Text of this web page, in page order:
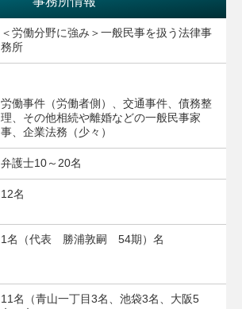
＜労働分野に強み＞一般民事を扱う法律事
務所
労働事件（労働者側）、交通事件、債務整
理、その他相続や離婚などの一般民事家
事、企業法務（少々）
弁護士10～20名
12名
1名（代表 勝浦敦嗣 54期）名
11名（青山一丁目3名、池袋3名、大阪5